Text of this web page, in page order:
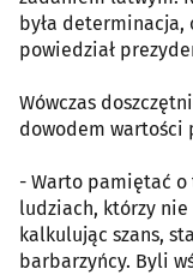
była determinacja,
powiedział
Wówczas
dowodem wartości
- Warto pamiętać o
ludziach, którzy
kalkulując szans,
barbarzyńcy. Byli